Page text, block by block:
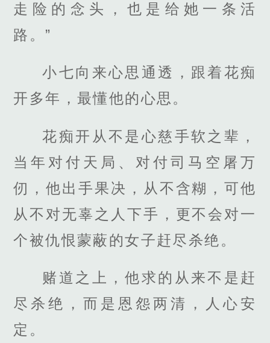
走险的念头，也是给她一条活
路。”
小七向来心思通透，跟着花痴
开多年，最懂他的心思。
花痴开从不是心慈手软之辈，
当年对付天局、对付司马空屠万
仞，他出手果决，从不含糊，可他
从不对无辜之人下手，更不会对一
个被仇恨蒙蔽的女子赶尽杀绝。
赌道之上，他求的从来不是赶
尽杀绝，而是恩怨两清，人心安
定。